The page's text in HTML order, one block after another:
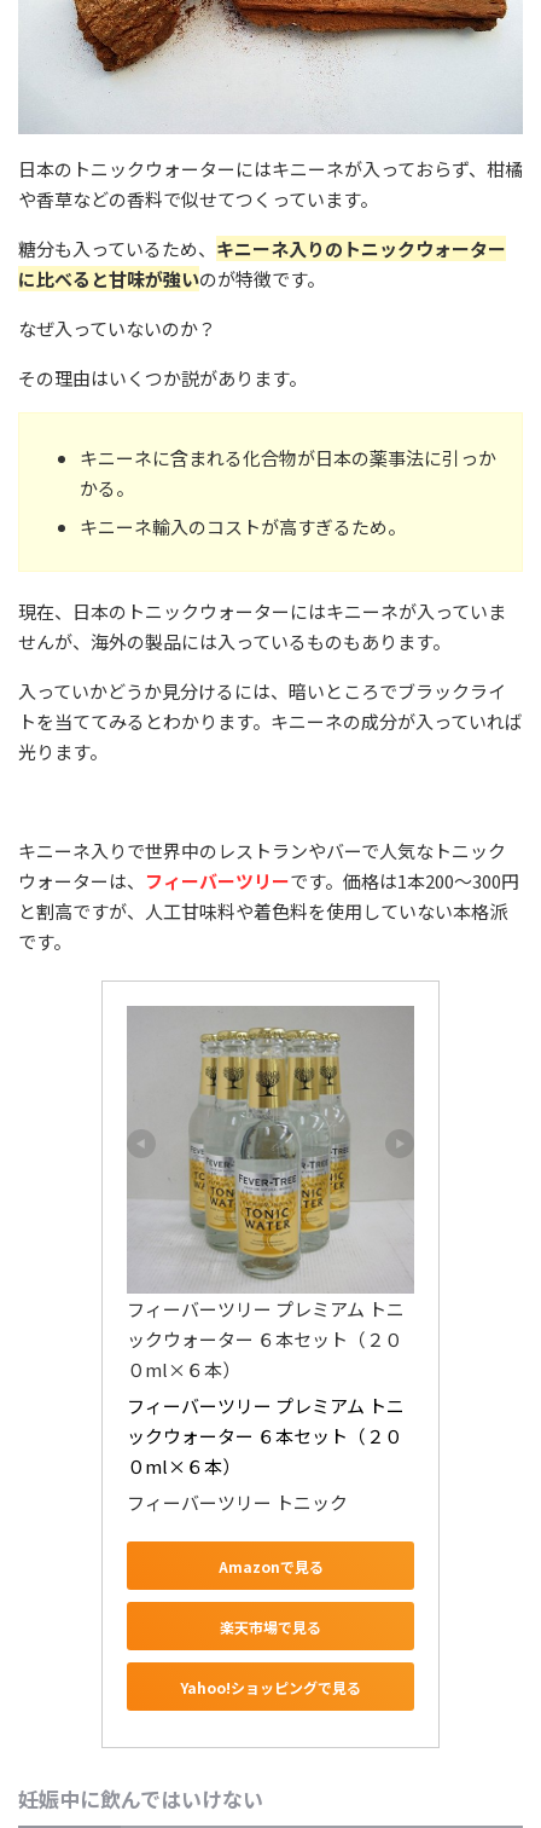
日本のトニックウォーターにはキニーネが入っておらず、柑橘
や香草などの香料で似せてつくっています。
糖分も入っているため、 キニーネ入りのトニックウォーター
に比べると甘味が強いのが特徴です。
なぜ入っていないのか？
その理由はいくつか説があります。
キニーネに含まれる化合物が日本の薬事法に引っか
かる。
キニーネ輸入のコストが高すぎるため。
現在、日本のトニックウォーターにはキニーネが入っていま
せんが、海外の製品には入っているものもあります。
入っていかどうか見分けるには、暗いところでブラックライ
トを当ててみるとわかります。キニーネの成分が入っていれば
光ります。
キニーネ入りで世界中のレストランやバーで人気なトニック
ウォーターは、 フィーバーツリーです。価格は1本200～300円
と割高ですが、人工甘味料や着色料を使用していない本格派
です。
フィーバーツリー プレミアム トニ
ックウォーター ６本セット（２０
０ml×６本）
フィーバーツリー プレミアム トニ
ックウォーター ６本セット（２０
０ml×６本）
フィーバーツリー トニック
Amazonで見る
楽天市場で見る
Yahoo!ショッピングで見る
妊娠中に飲んではいけない